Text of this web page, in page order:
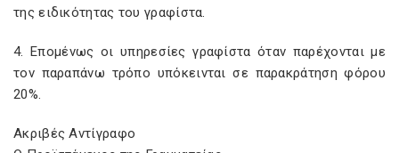
της ειδικότητας του γραφίστα.
4. Επομένως οι υπηρεσίες γραφίστα όταν παρέχονται με
τον παραπάνω τρόπο υπόκεινται σε παρακράτηση φόρου
20%.
Ακριβές Αντίγραφο